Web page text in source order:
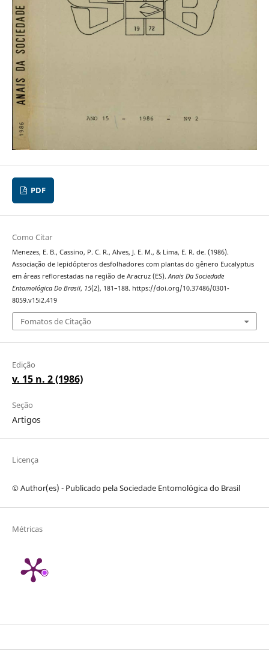
PDF
Como Citar
Menezes, E. B., Cassino, P. C. R., Alves, J. E. M., & Lima, E. R. de. (1986).
Associação de lepidópteros desfolhadores com plantas do gênero Eucalyptus
em áreas reflorestadas na região de Aracruz (ES).Anais Da Sociedade
Entomológica Do Brasil, 15(2), 181–188. https://doi.org/10.37486/0301-
8059.v15i2.419
Fomatos de Citação
Edição
v. 15 n. 2 (1986)
Seção
Artigos
Licença
© Author(es) - Publicado pela Sociedade Entomológica do Brasil
Métricas